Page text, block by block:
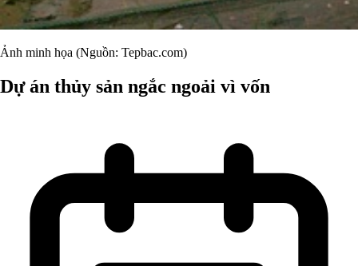
Ảnh minh họa (Nguồn: Tepbac.com)
Dự án thủy sản ngắc ngoải vì vốn